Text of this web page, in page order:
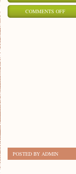
COMMENTS OFFON
POSTED BY ADMIN